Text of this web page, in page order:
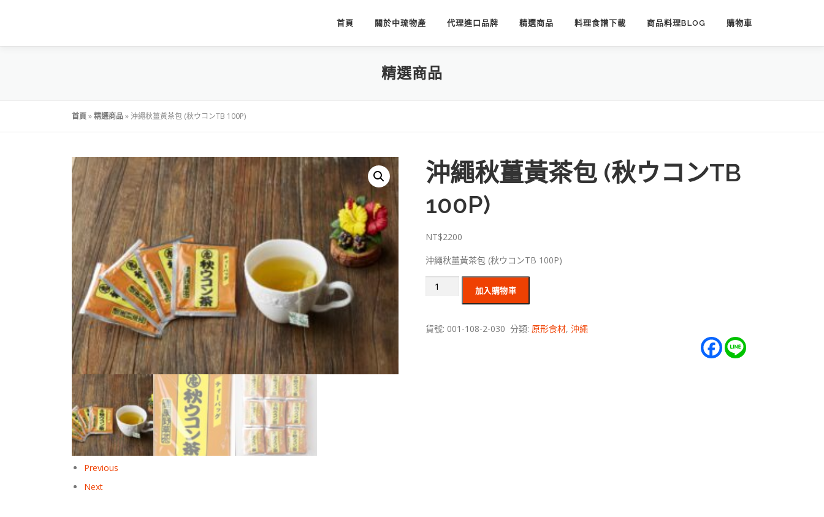
首頁 關於中琉物產 代理進口品牌 精選商品 料理食譜下載 商品料理BLOG 購物車
精選商品
首頁»精選商品»沖繩秋薑黃茶包 (秋ウコンTB 100P)
Previous
Next
沖繩秋薑黃茶包 (秋ウコンTB
100P)
NT$2200
沖繩秋薑黃茶包 (秋ウコンTB 100P)
加入購物車
貨號: 001-108-2-030 分類: 原形食材,沖繩